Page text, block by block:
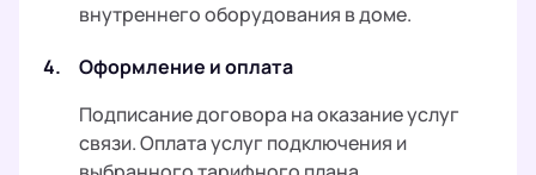
внутреннего оборудования в доме.
4.
Оформление и оплата
Подписание договора на оказание услуг
связи. Оплата услуг подключения и